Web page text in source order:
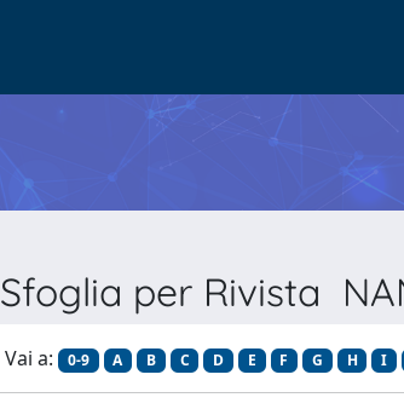
Sfoglia per Rivista
Vai a: 0-9 A B C D E F G H I